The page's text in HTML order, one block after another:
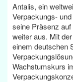
Antalis, ein
Verpackungs-
seine Präsenz
weiter aus. Mit
einem deutschen
Wachstumskurs